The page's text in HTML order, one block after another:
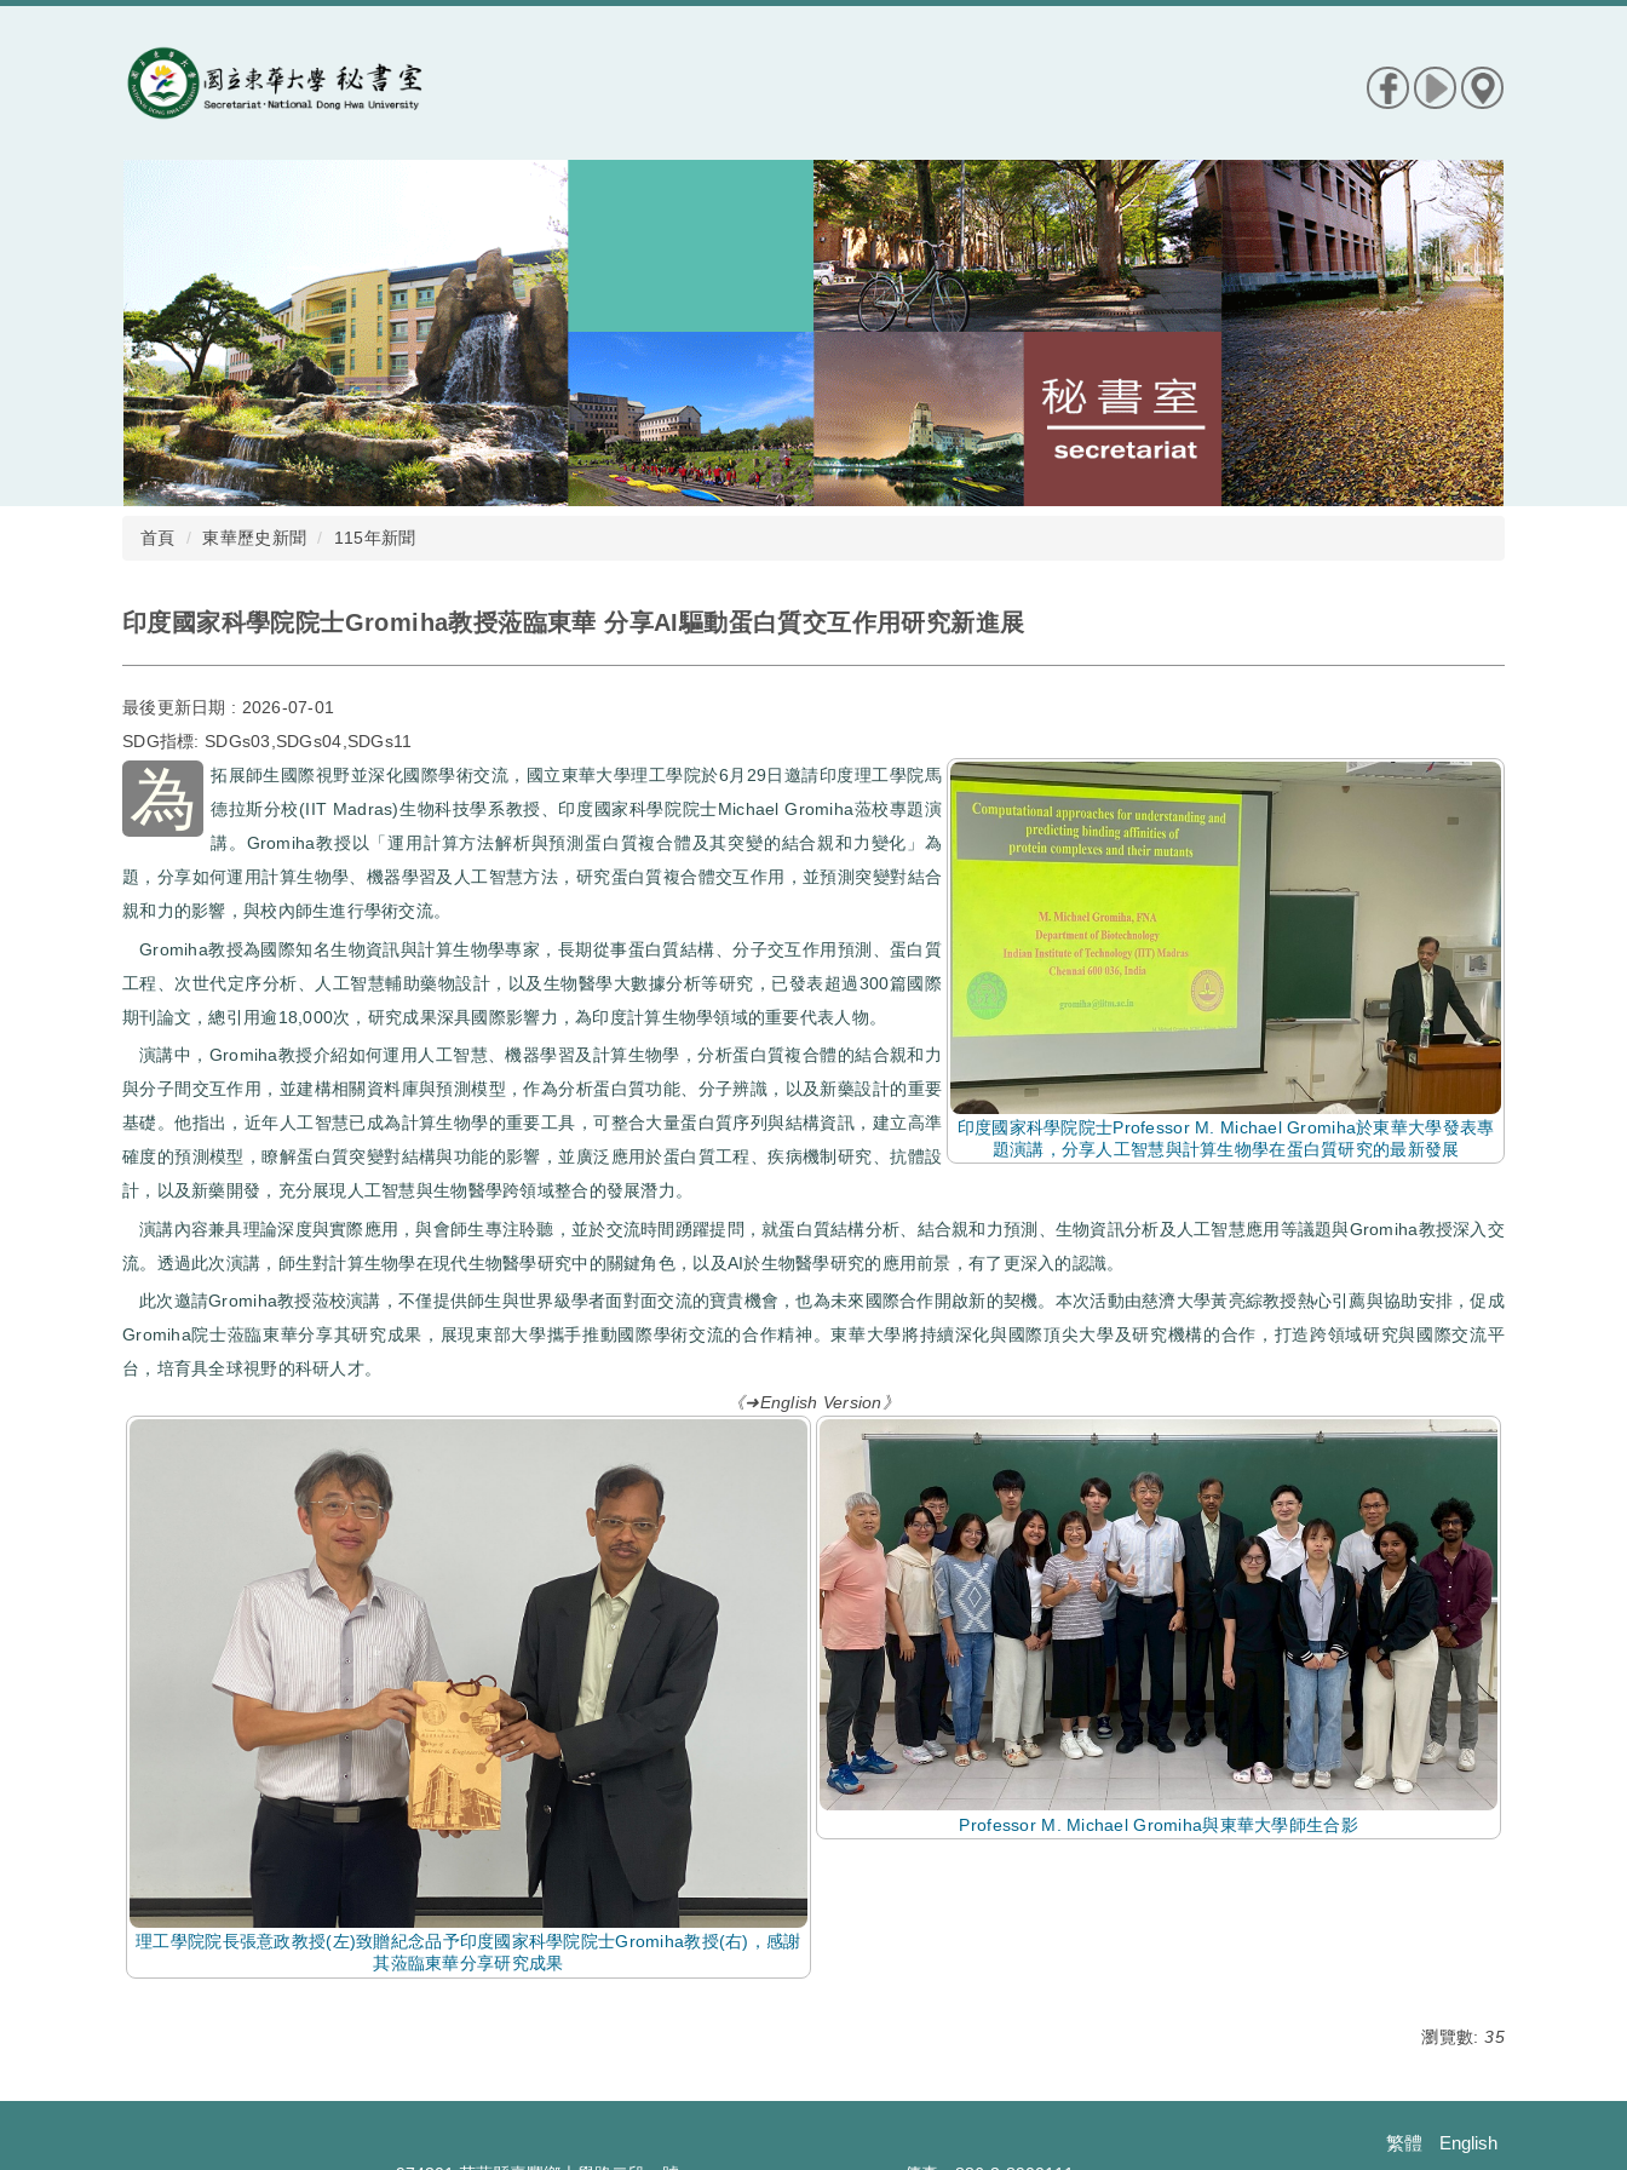
首頁 東華歷史新聞 115年新聞
印度國家科學院院士Gromiha教授蒞臨東華 分享AI驅動蛋白質交互作用研究新進展
最後更新日期 : 2026-07-01
SDG指標: SDGs03,SDGs04,SDGs11
印度國家科學院院士Professor M. Michael Gromiha於東華大學發表專
題演講，分享人工智慧與計算生物學在蛋白質研究的最新發展
為
拓展師生國際視野並深化國際學術交流，國立東華大學理工學院於6月29日邀請印度理工學院馬
德拉斯分校(IIT Madras)生物科技學系教授、印度國家科學院院士Michael Gromiha蒞校專題演
講。Gromiha教授以「運用計算方法解析與預測蛋白質複合體及其突變的結合親和力變化」為
題，分享如何運用計算生物學、機器學習及人工智慧方法，研究蛋白質複合體交互作用，並預測突變對結合
親和力的影響，與校內師生進行學術交流。
Gromiha教授為國際知名生物資訊與計算生物學專家，長期從事蛋白質結構、分子交互作用預測、蛋白質
工程、次世代定序分析、人工智慧輔助藥物設計，以及生物醫學大數據分析等研究，已發表超過300篇國際
期刊論文，總引用逾18,000次，研究成果深具國際影響力，為印度計算生物學領域的重要代表人物。
演講中，Gromiha教授介紹如何運用人工智慧、機器學習及計算生物學，分析蛋白質複合體的結合親和力
與分子間交互作用，並建構相關資料庫與預測模型，作為分析蛋白質功能、分子辨識，以及新藥設計的重要
基礎。他指出，近年人工智慧已成為計算生物學的重要工具，可整合大量蛋白質序列與結構資訊，建立高準
確度的預測模型，瞭解蛋白質突變對結構與功能的影響，並廣泛應用於蛋白質工程、疾病機制研究、抗體設
計，以及新藥開發，充分展現人工智慧與生物醫學跨領域整合的發展潛力。
演講內容兼具理論深度與實際應用，與會師生專注聆聽，並於交流時間踴躍提問，就蛋白質結構分析、結合親和力預測、生物資訊分析及人工智慧應用等議題與Gromiha教授深入交
流。透過此次演講，師生對計算生物學在現代生物醫學研究中的關鍵角色，以及AI於生物醫學研究的應用前景，有了更深入的認識。
此次邀請Gromiha教授蒞校演講，不僅提供師生與世界級學者面對面交流的寶貴機會，也為未來國際合作開啟新的契機。本次活動由慈濟大學黃亮綜教授熱心引薦與協助安排，促成
Gromiha院士蒞臨東華分享其研究成果，展現東部大學攜手推動國際學術交流的合作精神。東華大學將持續深化與國際頂尖大學及研究機構的合作，打造跨領域研究與國際交流平
台，培育具全球視野的科研人才。
《➜English Version》
理工學院院長張意政教授(左)致贈紀念品予印度國家科學院院士Gromiha教授(右)，感謝
其蒞臨東華分享研究成果
Professor M. Michael Gromiha與東華大學師生合影
瀏覽數: 35
繁體 English